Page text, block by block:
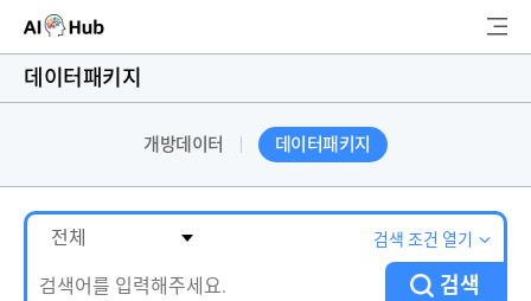
AI-Hub
AI 데이터찾기
AI 허브소개
색
데이터패키지
개방데이터 데이터패키지
검색 조건 열기
검색